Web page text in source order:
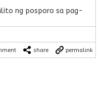
ng posporo sa pag-
share permalink